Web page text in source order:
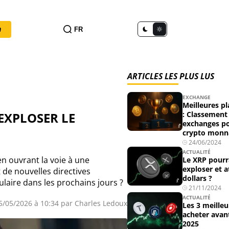
FR
LE
ouvrant la voie à une
nouvelles directives
dans les prochains jours ?
05/2026 à 10:34 par Charles Ledoux
ARTICLES LES PLUS LUS
EXCHANGE
Meilleures
:
exchanges
crypto
24/06/2024
ACTUALITÉ
Le XRP
exploser et
dollars ?
21/11/2024
ACTUALITÉ
Les 3
acheter
2025